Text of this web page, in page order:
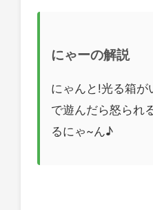
にゃーの解説
にゃんと!光る箱
で遊んだら怒られ
るにゃ~ん♪